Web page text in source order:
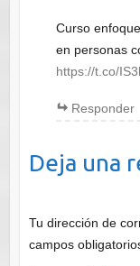
Curso
en personas
https://t.co/
Responder
Deja una
Tu dirección de
campos